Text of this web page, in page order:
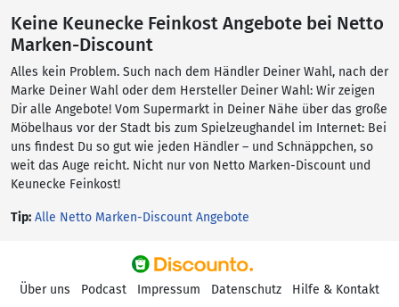
Keine Keunecke Feinkost Angebote bei Netto
Marken-Discount
Alles kein Problem. Such nach dem Händler Deiner Wahl, nach der
Marke Deiner Wahl oder dem Hersteller Deiner Wahl: Wir zeigen
Dir alle Angebote! Vom Supermarkt in Deiner Nähe über das große
Möbelhaus vor der Stadt bis zum Spielzeughandel im Internet: Bei
uns findest Du so gut wie jeden Händler – und Schnäppchen, so
weit das Auge reicht. Nicht nur von Netto Marken-Discount und
Keunecke Feinkost!
Tip: Alle Netto Marken-Discount Angebote
Über uns Podcast Impressum Datenschutz Hilfe & Kontakt